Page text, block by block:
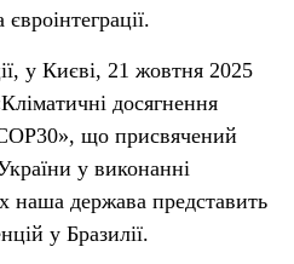
у Києві, 21 жовтня 2025
досягнення
що присвячений
у виконанні
наша держава представить
у Бразилії.